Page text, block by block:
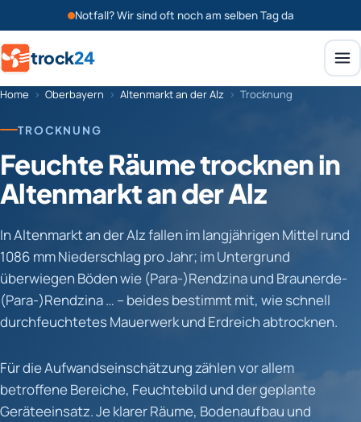
Notfall? Wir sind oft noch am selben Tag da
trock24
Home › Oberbayern › Altenmarkt an der Alz › Trocknung
TROCKNUNG
Feuchte Räume trocknen in
Altenmarkt an der Alz
In Altenmarkt an der Alz fallen im langjährigen Mittel rund
1086 mm Niederschlag pro Jahr; im Untergrund
überwiegen Böden wie (Para-)Rendzina und Braunerde-
(Para-)Rendzina … – beides bestimmt mit, wie schnell
durchfeuchtetes Mauerwerk und Erdreich abtrocknen.
Für die Aufwandseinschätzung zählen vor allem
betroffene Bereiche, Feuchtebild und der geplante
Geräteeinsatz. Je klarer Räume, Bodenaufbau und